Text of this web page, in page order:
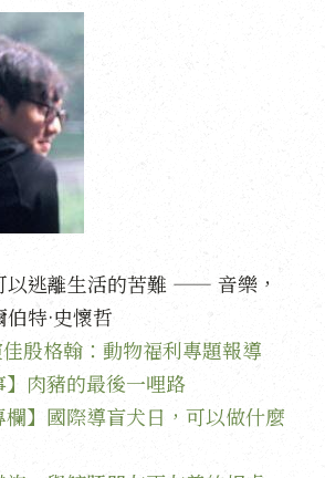
以逃離生活的苦難 —— 音樂，
特·史懷哲
殷格翰：動物福利專題報導
】肉豬的最後一哩路
欄】國際導盲犬日，可以做什麼